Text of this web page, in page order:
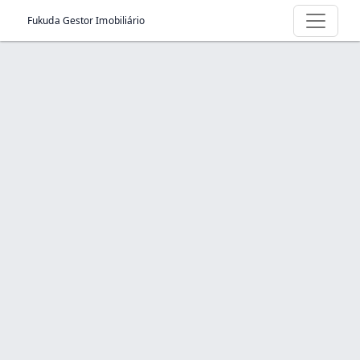
Fukuda Gestor Imobiliário